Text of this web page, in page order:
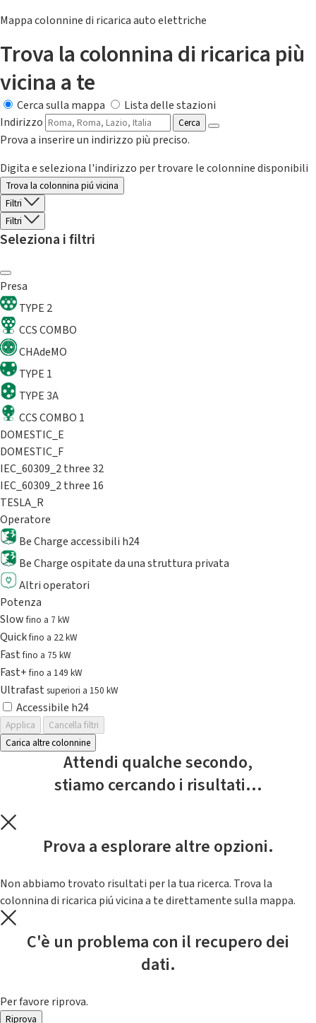
Mappa colonnine di ricarica auto elettriche
Trova la colonnina di ricarica più
vicina a te
Cerca sulla mappa
Lista delle stazioni
Indirizzo
Cerca
Prova a inserire un indirizzo più preciso.
Digita e seleziona l'indirizzo per trovare le colonnine disponibili
Trova la colonnina piú vicina
Filtri
Filtri
Seleziona i filtri
Presa
TYPE 2
CCS COMBO
CHAdeMO
TYPE 1
TYPE 3A
CCS COMBO 1
DOMESTIC_E
DOMESTIC_F
IEC_60309_2 three 32
IEC_60309_2 three 16
TESLA_R
Operatore
Be Charge accessibili h24
Be Charge ospitate da una struttura privata
Altri operatori
Potenza
Slowfino a 7 kW
Quickfino a 22 kW
Fastfino a 75 kW
Fast+fino a 149 kW
Ultrafast superiori a 150 kW
Accessibile h24
Applica
Cancella filtri
Carica altre colonnine
Attendi qualche secondo,
stiamo cercando i risultati...
Prova a esplorare altre opzioni.
Non abbiamo trovato risultati per la tua ricerca. Trova la
colonnina di ricarica piú vicina a te direttamente sulla mappa.
C'è un problema con il recupero dei
dati.
Per favore riprova.
Riprova